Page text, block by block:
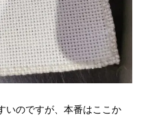
いのですが、本番はここか